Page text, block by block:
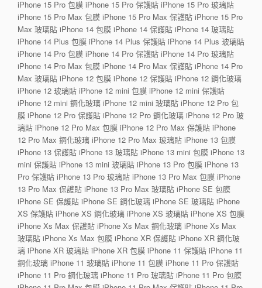
iPhone 15 Pro 包膜 iPhone 15 Pro 保護貼 iPhone 15 Pro 玻璃貼
iPhone 15 Pro Max 包膜 iPhone 15 Pro Max 保護貼 iPhone 15 Pro
Max 玻璃貼 iPhone 14 包膜 iPhone 14 保護貼 iPhone 14 玻璃貼
iPhone 14 Plus 包膜 iPhone 14 Plus 保護貼 iPhone 14 Plus 玻璃貼
iPhone 14 Pro 包膜 iPhone 14 Pro 保護貼 iPhone 14 Pro 玻璃貼
iPhone 14 Pro Max 包膜 iPhone 14 Pro Max 保護貼 iPhone 14 Pro
Max 玻璃貼 iPhone 12 包膜 iPhone 12 保護貼 iPhone 12 鋼化玻璃
iPhone 12 玻璃貼 iPhone 12 mini 包膜 iPhone 12 mini 保護貼
iPhone 12 mini 鋼化玻璃 iPhone 12 mini 玻璃貼 iPhone 12 Pro 包
膜 iPhone 12 Pro 保護貼 iPhone 12 Pro 鋼化玻璃 iPhone 12 Pro 玻
璃貼 iPhone 12 Pro Max 包膜 iPhone 12 Pro Max 保護貼 iPhone
12 Pro Max 鋼化玻璃 iPhone 12 Pro Max 玻璃貼 iPhone 13 包膜
iPhone 13 保護貼 iPhone 13 玻璃貼 iPhone 13 mini 包膜 iPhone 13
mini 保護貼 iPhone 13 mini 玻璃貼 iPhone 13 Pro 包膜 iPhone 13
Pro 保護貼 iPhone 13 Pro 玻璃貼 iPhone 13 Pro Max 包膜 iPhone
13 Pro Max 保護貼 iPhone 13 Pro Max 玻璃貼 iPhone SE 包膜
iPhone SE 保護貼 iPhone SE 鋼化玻璃 iPhone SE 玻璃貼 iPhone
XS 保護貼 iPhone XS 鋼化玻璃 iPhone XS 玻璃貼 iPhone XS 包膜
iPhone Xs Max 保護貼 iPhone Xs Max 鋼化玻璃 iPhone Xs Max
玻璃貼 iPhone Xs Max 包膜 iPhone XR 保護貼 iPhone XR 鋼化玻
璃 iPhone XR 玻璃貼 iPhone XR 包膜 iPhone 11 保護貼 iPhone 11
鋼化玻璃 iPhone 11 玻璃貼 iPhone 11 包膜 iPhone 11 Pro 保護貼
iPhone 11 Pro 鋼化玻璃 iPhone 11 Pro 玻璃貼 iPhone 11 Pro 包膜